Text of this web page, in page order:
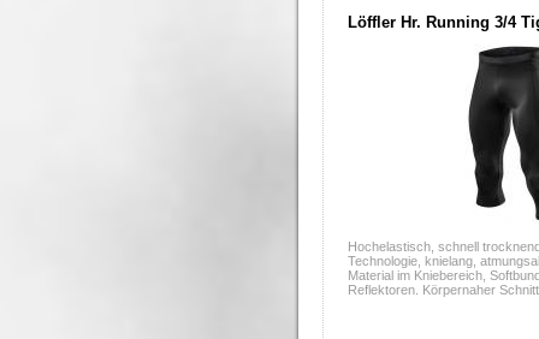
Löffler Hr. Running 3/4
Hochelastisch, schnell
Technologie, knielang,
Material im Kniebereich,
Reflektoren. Körpernaher Schnitt